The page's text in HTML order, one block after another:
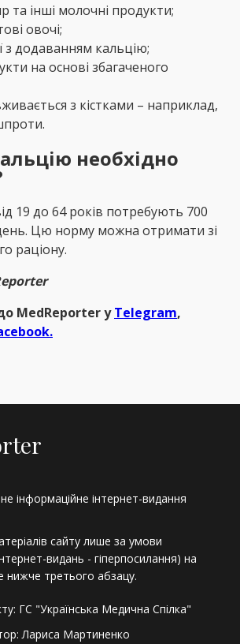
та інші молочні продукти;
овочі;
з додаванням кальцію;
на основі збагаченого
з кістками – наприклад,
необхідно
19 до 64 років потребують 700
Цю норму можна отримати зі
раціону.
MedReрorter уTelegram,
інформаційне інтернет-видання
сайту лише за умови
видань - гіперпосилання) на
нижче третього абзацу.
ГС "Українська Медична Спілка"
Лариса Мартиненко